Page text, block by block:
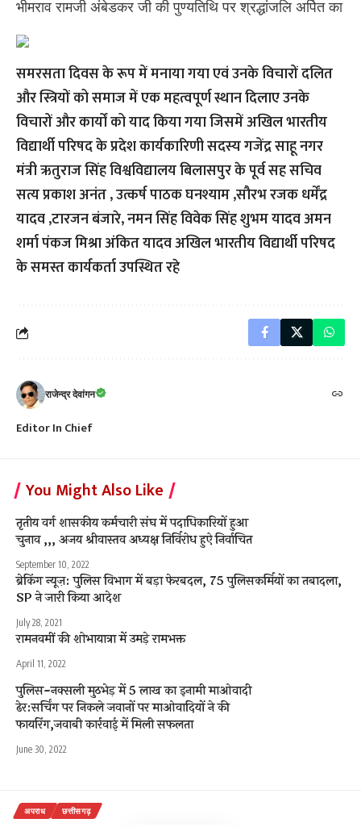
भीमराव रामजी अंबेडकर जी की पुण्यतिथि पर श्रद्धांजलि अर्पित का
समरसता दिवस के रूप में मनाया गया एवं उनके विचारों दलित
और स्त्रियों को समाज में एक महत्वपूर्ण स्थान दिलाए उनके
विचारों और कार्यों को याद किया गया जिसमें अखिल भारतीय
विद्यार्थी परिषद के प्रदेश कार्यकारिणी सदस्य गजेंद्र साहू नगर
मंत्री ऋतुराज सिंह विश्वविद्यालय बिलासपुर के पूर्व सह सचिव
सत्य प्रकाश अनंत , उत्कर्ष पाठक घनश्याम ,सौरभ रजक धर्मेंद्र
यादव ,टारजन बंजारे, नमन सिंह विवेक सिंह शुभम यादव अमन
शर्मा पंकज मिश्रा अंकित यादव अखिल भारतीय विद्यार्थी परिषद
के समस्त कार्यकर्ता उपस्थित रहे
राजेन्द्र देवांगन
Editor In Chief
You Might Also Like
तृतीय वर्ग शासकीय कर्मचारी संघ में पदाधिकारियों हुआ
चुनाव ,,, अजय श्रीवास्तव अध्यक्ष निर्विरोध हुऐ निर्वाचित
September 10, 2022
ब्रेकिंग न्यूज़: पुलिस विभाग में बड़ा फेरबदल, 75 पुलिसकर्मियों का तबादला,
SP ने जारी किया आदेश
July 28, 2021
रामनवमीं की शोभायात्रा में उमड़े रामभक्त
April 11, 2022
पुलिस-नक्सली मुठभेड़ में 5 लाख का इनामी माओवादी
ढेर:सर्चिंग पर निकले जवानों पर माओवादियों ने की
फायरिंग,जवाबी कार्रवाई में मिली सफलता
June 30, 2022
अपराध छत्तीसगढ़